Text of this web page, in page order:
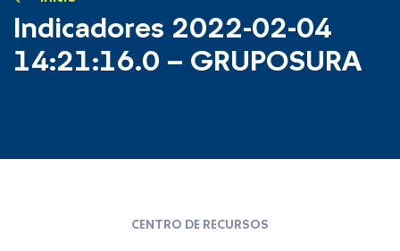
Indicadores 2022-02-04
14:21:16.0 – GRUPOSURA
CENTRO DE RECURSOS